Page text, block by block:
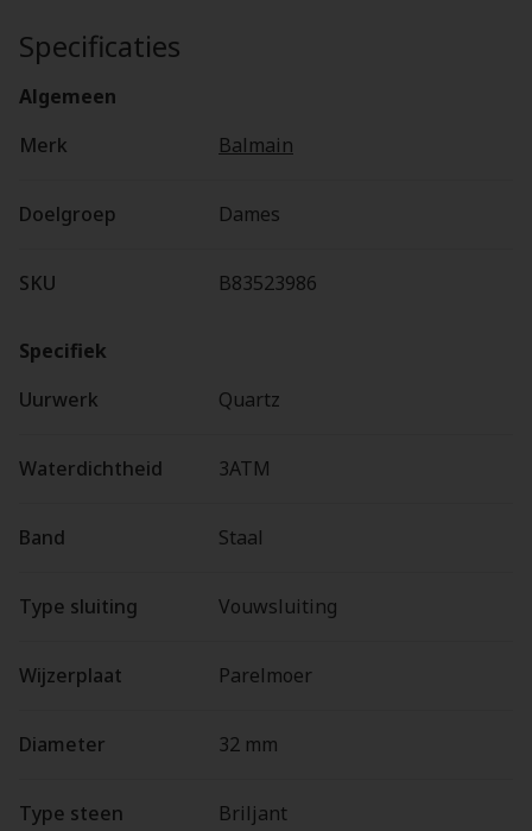
Specificaties
Algemeen
Merk
Balmain
Doelgroep Dames
SKU B83523986
Specifiek
Uurwerk
Quartz
Waterdichtheid 3ATM
Band Staal
Type sluiting Vouwsluiting
Wijzerplaat Parelmoer
Diameter 32 mm
Type steen Briljant